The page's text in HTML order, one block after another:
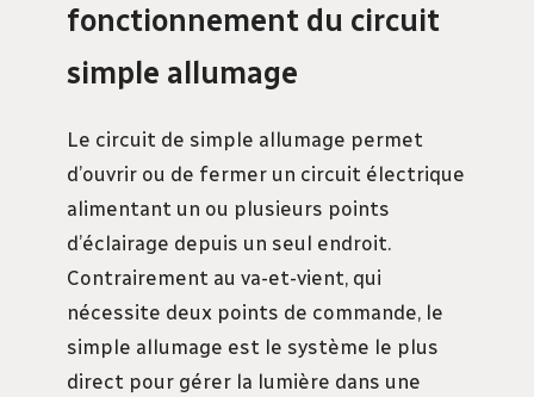
fonctionnement du circuit
simple allumage
Le circuit de simple allumage permet
d’ouvrir ou de fermer un circuit électrique
alimentant un ou plusieurs points
d’éclairage depuis un seul endroit.
Contrairement au va-et-vient, qui
nécessite deux points de commande, le
simple allumage est le système le plus
direct pour gérer la lumière dans une